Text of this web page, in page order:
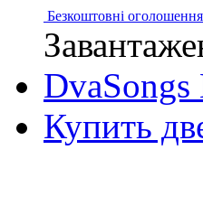
Безкоштовні оголошення
DvaSongs
Купить